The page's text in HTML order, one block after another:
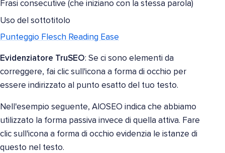
Frasi consecutive (che iniziano con la stessa parola)
Uso del sottotitolo
Punteggio Flesch Reading Ease
Evidenziatore TruSEO: Se ci sono elementi da
correggere, fai clic sull'icona a forma di occhio per
essere indirizzato al punto esatto del tuo testo.
Nell'esempio seguente, AIOSEO indica che abbiamo
utilizzato la forma passiva invece di quella attiva. Fare
clic sull'icona a forma di occhio evidenzia le istanze di
questo nel testo.